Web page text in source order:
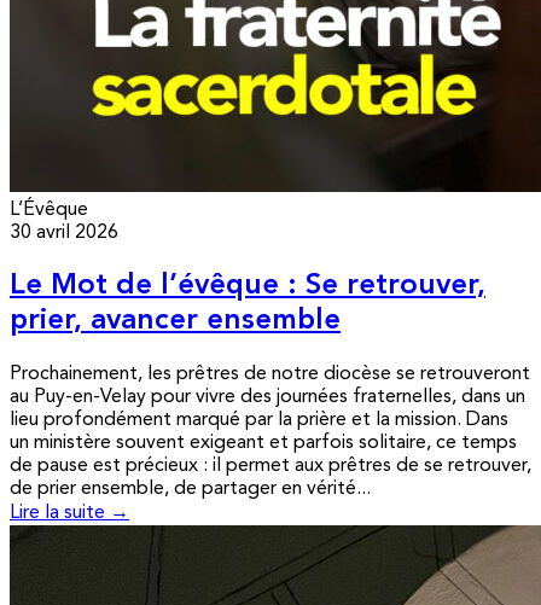
L’Évêque
30 avril 2026
Le Mot de l’évêque : Se retrouver,
prier, avancer ensemble
Prochainement, les prêtres de notre diocèse se retrouveront
au Puy-en-Velay pour vivre des journées fraternelles, dans un
lieu profondément marqué par la prière et la mission. Dans
un ministère souvent exigeant et parfois solitaire, ce temps
de pause est précieux : il permet aux prêtres de se retrouver,
de prier ensemble, de partager en vérité...
Lire la suite →